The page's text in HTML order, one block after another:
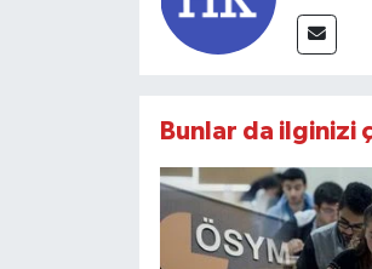
Bunlar da ilginizi